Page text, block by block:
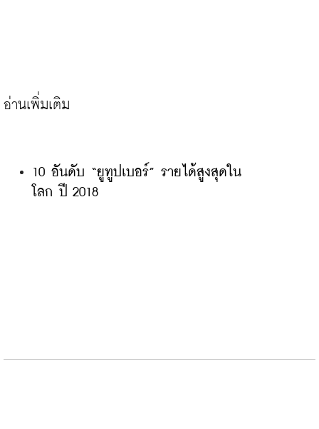
10 อันดับ “ยูทูปเบอร์” รายได้สูงสุดใน
โลก ปี 2018